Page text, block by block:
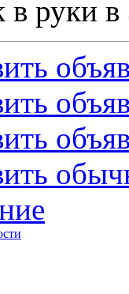
в руки в